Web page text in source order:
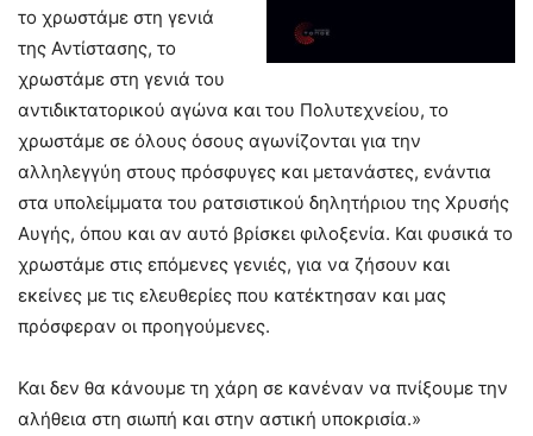
το χρωστάµε στη γενιά
της Αντίστασης, το
χρωστάµε στη γενιά του
αντιδικτατορικού αγώνα και του Πολυτεχνείου, το
χρωστάµε σε όλους όσους αγωνίζονται για την
αλληλεγγύη στους πρόσφυγες και µετανάστες, ενάντια
στα υπολείµµατα του ρατσιστικού δηλητήριου της Χρυσής
Αυγής, όπου και αν αυτό βρίσκει φιλοξενία. Και φυσικά το
χρωστάµε στις επόµενες γενιές, για να ζήσουν και
εκείνες µε τις ελευθερίες που κατέκτησαν και µας
πρόσφεραν οι προηγούµενες.
Και δεν θα κάνουµε τη χάρη σε κανέναν να πνίξουµε την
αλήθεια στη σιωπή και στην αστική υποκρισία.»